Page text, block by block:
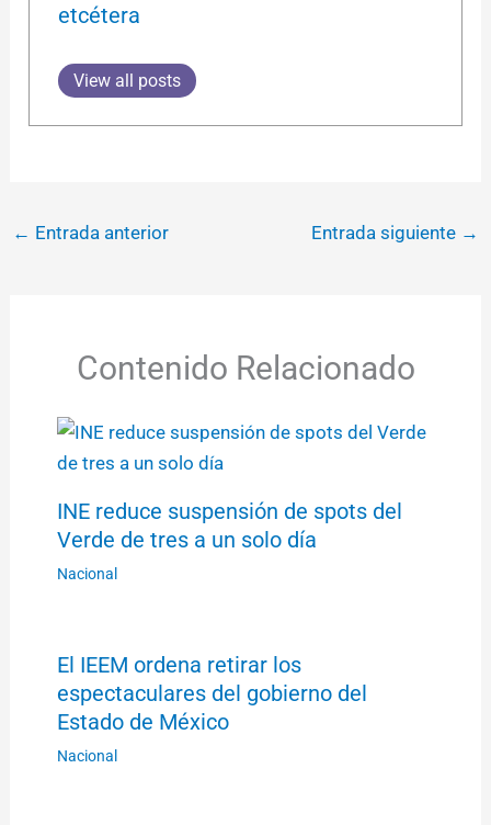
etcétera
View all posts
← Entrada anterior Entrada siguiente →
Contenido Relacionado
INE reduce suspensión de spots del
Verde de tres a un solo día
Nacional
El IEEM ordena retirar los
espectaculares del gobierno del
Estado de México
Nacional